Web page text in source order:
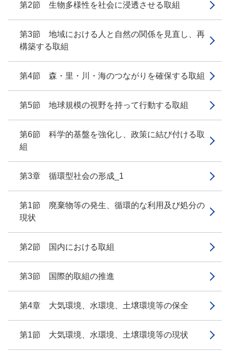
第2節 生物多様性を社会に浸透させる取組
第3節 地域における人と自然の関係を見直し、再
構築する取組
第4節 森・里・川・海のつながりを確保する取組
第5節 地球規模の視野を持って行動する取組
第6節 科学的基盤を強化し、政策に結び付ける取
組
第3章 循環型社会の形成_1
第1節 廃棄物等の発生、循環的な利用及び処分の
現状
第2節 国内における取組
第3節 国際的取組の推進
第4章 大気環境、水環境、土壌環境等の保全
第1節 大気環境、水環境、土壌環境等の現状